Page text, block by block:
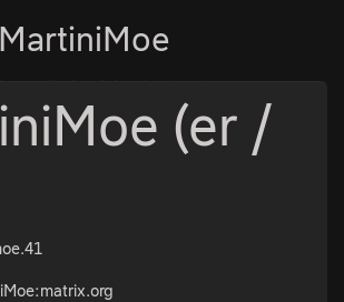
(er /